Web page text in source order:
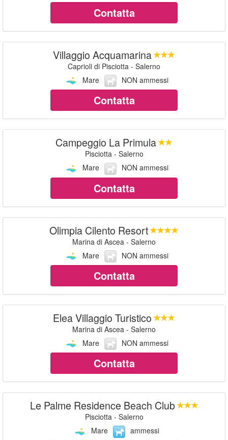
Contatta
Villaggio Acquamarina
Caprioli di Pisciotta - Salerno
Mare
NON ammessi
Contatta
Campeggio La Primula
Pisciotta - Salerno
Mare
NON ammessi
Contatta
Olimpia Cilento Resort
Marina di Ascea - Salerno
Mare
NON ammessi
Contatta
Elea Villaggio Turistico
Marina di Ascea - Salerno
Mare
NON ammessi
Contatta
Le Palme Residence Beach Club
Pisciotta - Salerno
Mare
ammessi